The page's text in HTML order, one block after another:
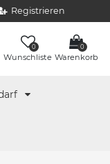
Registrieren
0
Wunschliste
0
Warenkorb